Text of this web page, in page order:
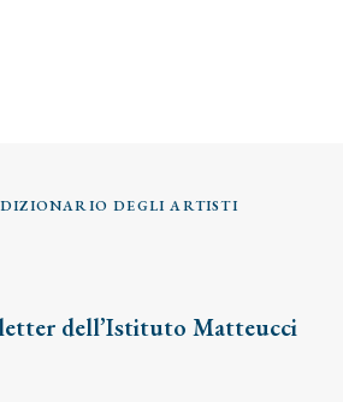
DIZIONARIO DEGLI ARTISTI
dell’Istituto Matteucci